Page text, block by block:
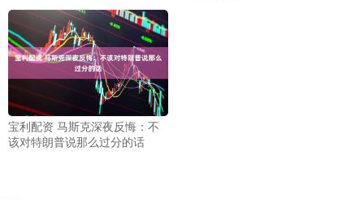
宝利配资 马斯克深夜反悔：不
该对特朗普说那么过分的话